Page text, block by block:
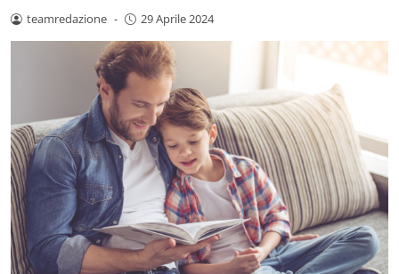
teamredazione - 29 Aprile 2024